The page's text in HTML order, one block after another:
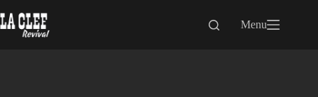
au
contenu
Menu